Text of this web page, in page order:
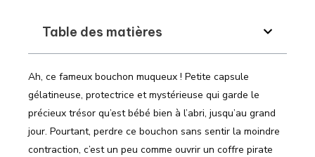
Table des matières
Ah, ce fameux bouchon muqueux ! Petite capsule
gélatineuse, protectrice et mystérieuse qui garde le
précieux trésor qu’est bébé bien à l’abri, jusqu’au grand
jour. Pourtant, perdre ce bouchon sans sentir la moindre
contraction, c’est un peu comme ouvrir un coffre pirate